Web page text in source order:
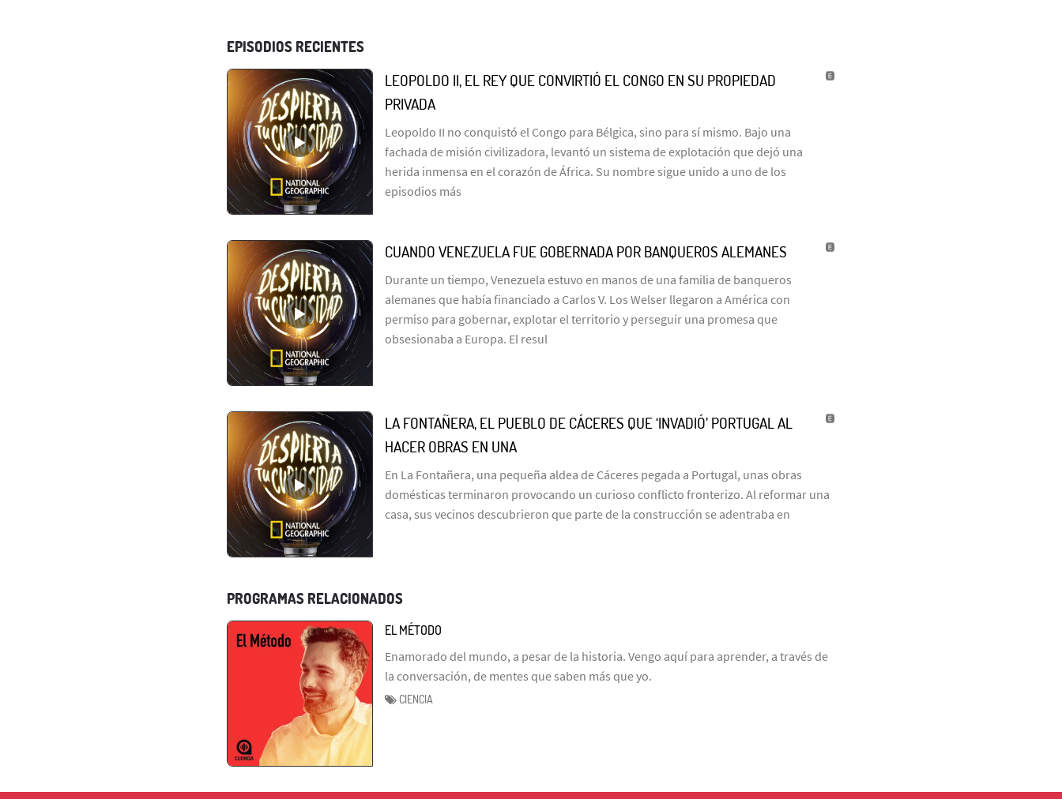
EPISODIOS RECIENTES
LEOPOLDO II, EL REY QUE CONVIRTIÓ EL CONGO EN SU PROPIEDAD
PRIVADA
Leopoldo II no conquistó el Congo para Bélgica, sino para sí mismo. Bajo una
fachada de misión civilizadora, levantó un sistema de explotación que dejó una
herida inmensa en el corazón de África. Su nombre sigue unido a uno de los
episodios más
CUANDO VENEZUELA FUE GOBERNADA POR BANQUEROS ALEMANES
Durante un tiempo, Venezuela estuvo en manos de una familia de banqueros
alemanes que había financiado a Carlos V. Los Welser llegaron a América con
permiso para gobernar, explotar el territorio y perseguir una promesa que
obsesionaba a Europa. El resul
LA FONTAÑERA, EL PUEBLO DE CÁCERES QUE ‘INVADIÓ’ PORTUGAL AL
HACER OBRAS EN UNA
En La Fontañera, una pequeña aldea de Cáceres pegada a Portugal, unas obras
domésticas terminaron provocando un curioso conflicto fronterizo. Al reformar una
casa, sus vecinos descubrieron que parte de la construcción se adentraba en
PROGRAMAS RELACIONADOS
EL MÉTODO
Enamorado del mundo, a pesar de la historia. Vengo aquí para aprender, a través de
la conversación, de mentes que saben más que yo.
CIENCIA